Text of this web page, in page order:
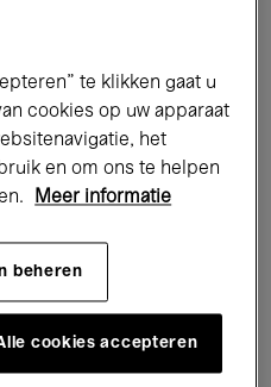
& Debatten
Global Music
Palace
te klikken gaat u
cookies op uw apparaat
het
en om ons te helpen
Meer informatie
beheren
cookies accepteren